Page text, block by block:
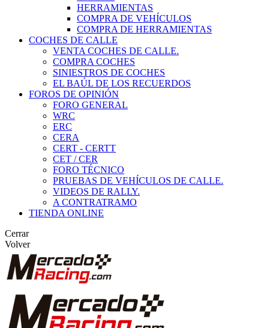
HERRAMIENTAS
COMPRA DE VEHÍCULOS
COMPRA DE HERRAMIENTAS
COCHES DE CALLE
VENTA COCHES DE CALLE.
COMPRA COCHES
SINIESTROS DE COCHES
EL BAÚL DE LOS RECUERDOS
FOROS DE OPINIÓN
FORO GENERAL
WRC
ERC
CERA
CERT - CERTT
CET / CER
FORO TÉCNICO
PRUEBAS DE VEHÍCULOS DE CALLE.
VIDEOS DE RALLY.
A CONTRATRAMO
TIENDA ONLINE
Cerrar
Volver